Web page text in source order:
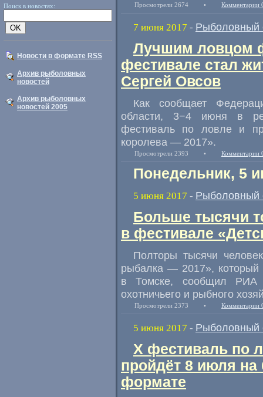
Поиск в новостях:
Новости в формате RSS
Архив рыболовных
новостей
Архив рыболовных
новостей 2005
Просмотрели 2674 • Комментарии
7 июня 2017 - Рыболовный
Лучшим ловцом
фестивале стал
Сергей Овсов
Как сообщает
области,
3−4 июня в
фестиваль по ловле и
королева — 2017».
Просмотрели 2393 • Комментарии
Понедельник, 5
5 июня 2017 - Рыболовный
Больше тысячи
в фестивале
Полторы тысячи
рыбалка — 2017», который
в Томске,
сообщил РИА
охотничьего и рыбного
Просмотрели 2373 • Комментарии
5 июня 2017 - Рыболовный
X фестиваль по
пройдёт 8 июля на
формате